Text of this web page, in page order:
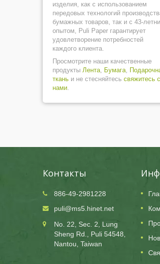
изделия, как с использованием
передовых технологий
бумажных товаров, так и с 43-
опытом, Puli Paper гарантирует
удовлетворение потребностей
каждого клиента.
Просмотрите наши качественные
продукты Лента, Бумага,
ткань и не стесняйтесь свяжитесь с
нами.
Контакты
886-49-2981228
puli@ms5.hinet.net
No. 22, Sec. 2, Lung
Sheng Rd., Puli 54548,
Nantou, Taiwan
24
OCT
2025
Puli Paper Компания будет
с государственным